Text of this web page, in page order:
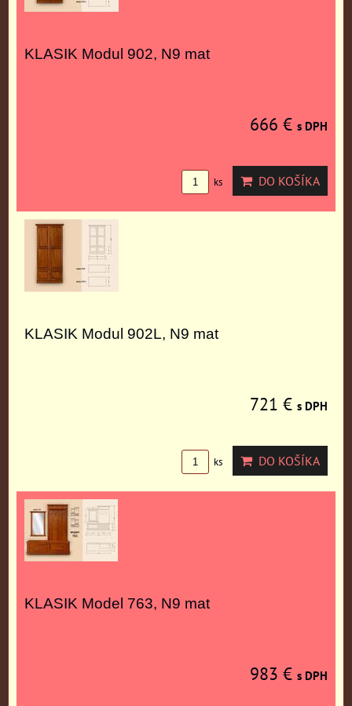
KLASIK Modul 902, N9 mat
666 € s DPH
ks DO KOŠÍKA
KLASIK Modul 902L, N9 mat
721 € s DPH
ks DO KOŠÍKA
KLASIK Model 763, N9 mat
983 € s DPH